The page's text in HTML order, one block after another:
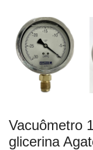
Vacuômetro
glicerina